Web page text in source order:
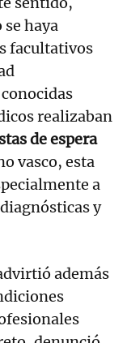
haya
facultativos
realizaban
de espera
vasco, esta
a
y
además